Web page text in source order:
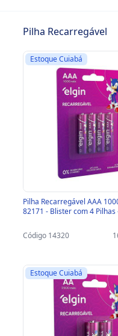
Pilha Recarregável
Estoque Cuiabá
Pilha Recarregável AAA
82171 - Blister com 4 Pilhas
Código 14320
Estoque Cuiabá